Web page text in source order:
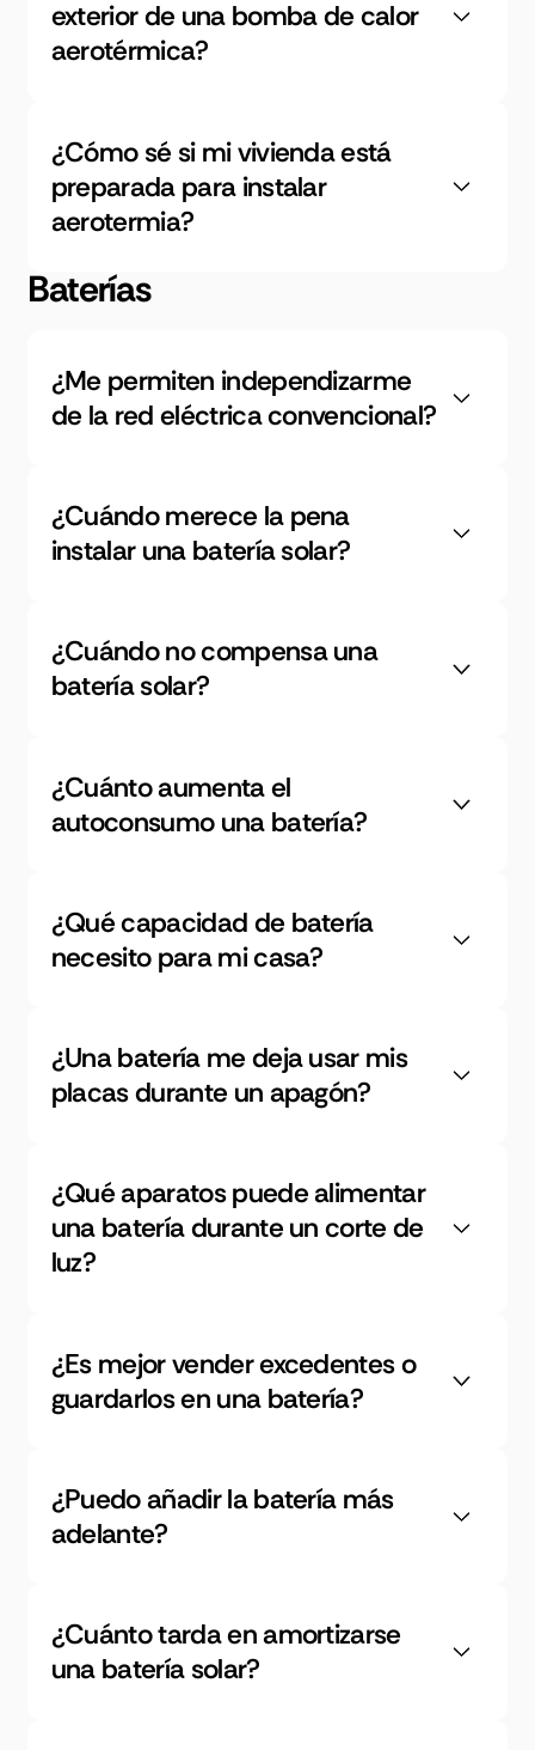
exterior de una bomba de calor
aerotérmica?
¿Cómo sé si mi vivienda está
preparada para instalar
aerotermia?
Baterías
¿Me permiten independizarme
de la red eléctrica convencional?
¿Cuándo merece la pena
instalar una batería solar?
¿Cuándo no compensa una
batería solar?
¿Cuánto aumenta el
autoconsumo una batería?
¿Qué capacidad de batería
necesito para mi casa?
¿Una batería me deja usar mis
placas durante un apagón?
¿Qué aparatos puede alimentar
una batería durante un corte de
luz?
¿Es mejor vender excedentes o
guardarlos en una batería?
¿Puedo añadir la batería más
adelante?
¿Cuánto tarda en amortizarse
una batería solar?